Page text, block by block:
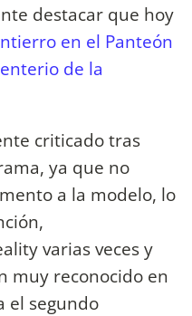
destacar que hoy
en el Panteón
de la
criticado tras
ya que no
a la modelo, lo
varias veces y
muy reconocido en
el segundo